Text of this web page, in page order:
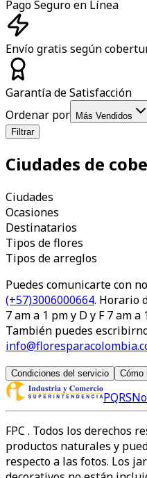
Pago Seguro en Línea
Envío gratis según
Garantía de Satisfacción
Ordenar por Más Vendidos
Filtrar
Ciudades de
Ciudades
Ocasiones
Destinatarios
Tipos de flores
Tipos de arreglos
Puedes comunicarte con
(+57)3006000664. Horario
7 am a 1 pm y D y F 7 am a
También puedes
Condiciones del servicio Cómo
PQRS
FPC . Todos los derechos
productos naturales y
respecto a las fotos. Los